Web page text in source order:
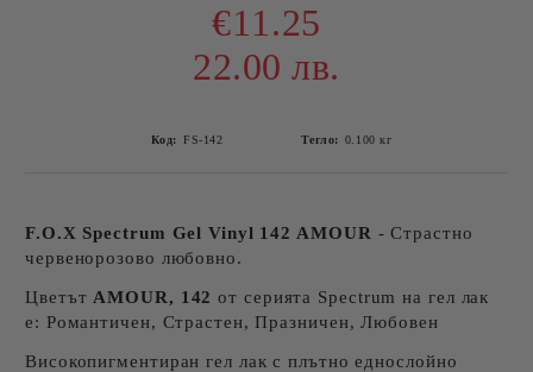
€11.25
22.00 лв.
Код: FS-142 Тегло: 0.100 кг
F.O.X Spectrum Gel Vinyl 142 AMOUR - Страстно
червенорозово любовно.
Цветът AMOUR, 142 от серията Spectrum на гел лак
е: Романтичен, Страстен, Празничен, Любовен
Високопигментиран гел лак с плътно еднослойно